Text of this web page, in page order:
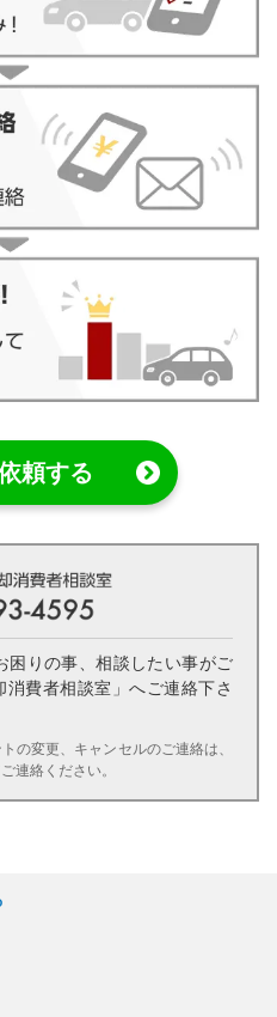
頼する
困りの事、相談したい事がご
費者相談室」へご連絡下さ
の変更、キャンセルのご連絡は、
連絡ください。